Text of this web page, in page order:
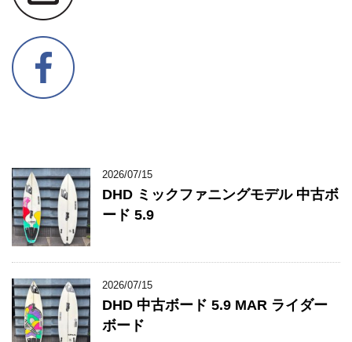
2026/07/15
DHD ミックファニングモデル 中古ボ
ード 5.9
2026/07/15
DHD 中古ボード 5.9 MAR ライダー
ボード